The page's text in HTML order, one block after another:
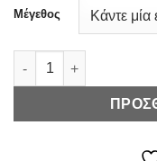
Μέγεθος
FlapjackKids - Καπέλο